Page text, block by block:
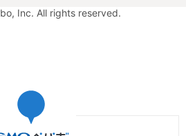
Inc. All rights reserved.